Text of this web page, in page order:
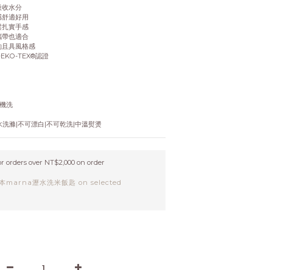
水分
適好用
實手感
也適合
具風格感
TEX®認證
洗
滌|不可漂白|不可乾洗|中溫熨燙
orders over NT$2,000 on order
marna瀝水洗米飯匙 on selected